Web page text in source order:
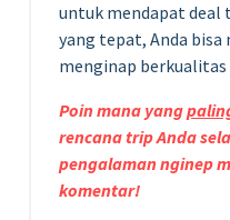
untuk mendapat deal
yang tepat, Anda
menginap
Poin mana yang
rencana trip Anda
pengalaman nginep
komentar!